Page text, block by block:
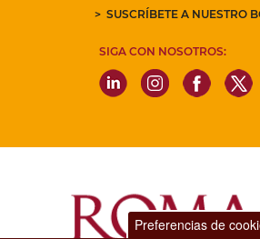
SUSCRÍBETE A NUESTRO
SIGA CON NOSOTROS:
Preferencias de